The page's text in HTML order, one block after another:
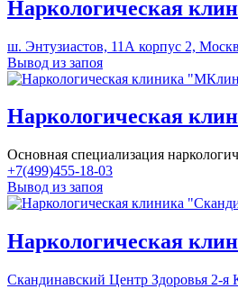
Наркологическая
ш. Энтузиастов, 11А корпус 2,
Вывод из запоя
Наркологическая
Основная специализация
+7(499)455-18-03
Вывод из запоя
Наркологическая
Скандинавский Центр Здоровья 2-я